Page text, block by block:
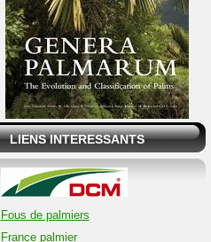
LIENS INTERESSANTS
Fous de palmiers
France palmier